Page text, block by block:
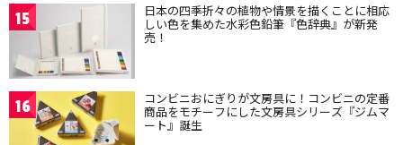
15 日本の四季折々の植物や情景を描くことに相応
しい色を集めた水彩色鉛筆『色辞典』が新発
売！
16 コンビニおにぎりが文房具に！コンビニの定番
商品をモチーフにした文房具シリーズ『ジムマ
ート』誕生